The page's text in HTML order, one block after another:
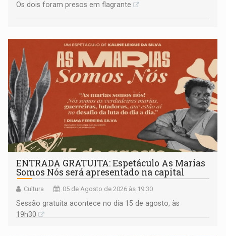
Os dois foram presos em flagrante
ENTRADA GRATUITA: Espetáculo As Marias
Somos Nós será apresentado na capital
Cultura 05 de Agosto de 2026 às 19:30
Sessão gratuita acontece no dia 15 de agosto, às
19h30